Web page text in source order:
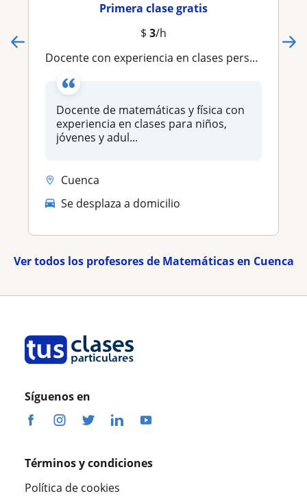
Primera clase gratis
$ 3/h
Docente con experiencia en clases personalizadas
Docente de matemáticas y física con
experiencia en clases para niños,
jóvenes y adul...
Cuenca
Se desplaza a domicilio
Ver todos los profesores de Matemáticas en Cuenca
Síguenos en
Términos y condiciones
Política de cookies